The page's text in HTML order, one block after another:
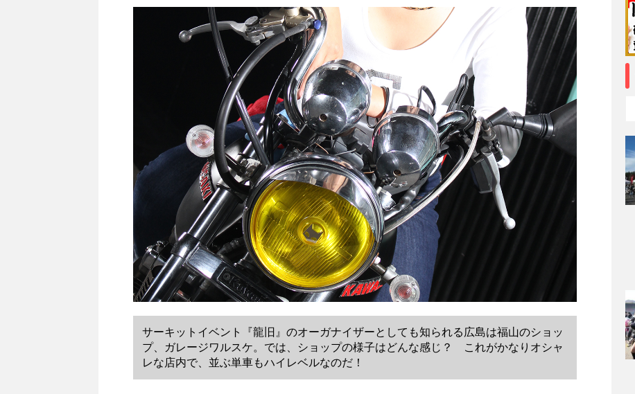
サーキットイベント『龍旧』のオーガナイザーとしても知られる広島は福山のショッ
プ、ガレージワルスケ。では、ショップの様子はどんな感じ？ これがかなりオシャ
レな店内で、並ぶ単車もハイレベルなのだ！